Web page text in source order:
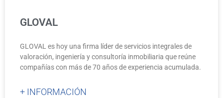
GLOVAL
GLOVAL es hoy una firma líder de servicios integrales de
valoración, ingeniería y consultoría inmobiliaria que reúne
compañías con más de 70 años de experiencia acumulada.
+ INFORMACIÓN